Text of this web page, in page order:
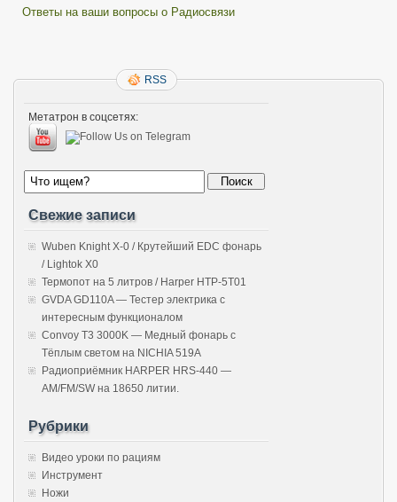
Ответы на ваши вопросы о Радиосвязи
RSS
Метатрон в соцсетях:
Свежие записи
Wuben Knight X-0 / Крутейший EDC фонарь
/ Lightok X0
Термопот на 5 литров / Harper HTP-5T01
GVDA GD110A — Тестер электрика с
интересным функционалом
Convoy T3 3000K — Медный фонарь с
Тёплым светом на NICHIA 519A
Радиоприёмник HARPER HRS-440 —
AM/FM/SW на 18650 литии.
Рубрики
Видео уроки по рациям
Инструмент
Ножи